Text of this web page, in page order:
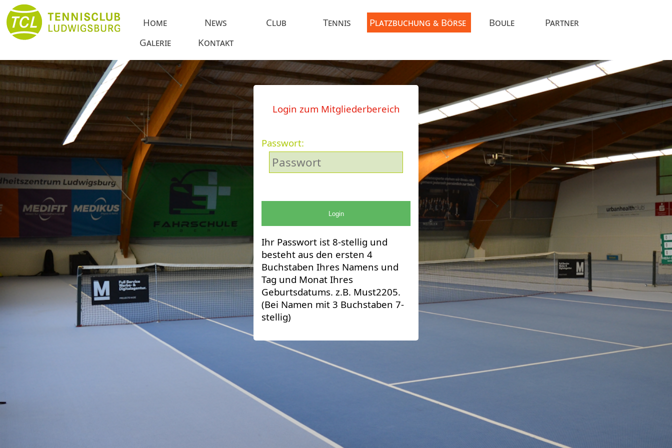
Home News Club Tennis Platzbuchung & Börse Boule
Partner
Galerie
Kontakt
Login zum Mitgliederbereich
Passwort:
Login
Ihr Passwort ist 8-stellig und
besteht aus den ersten 4
Buchstaben Ihres Namens und
Tag und Monat Ihres
Geburtsdatums. z.B. Must2205.
(Bei Namen mit 3 Buchstaben 7-
stellig)